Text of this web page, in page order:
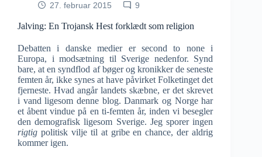
27. februar 2015 9
Jalving: En Trojansk Hest forklædt som religion
Debatten i danske medier er second to none i
Europa, i modsætning til Sverige nedenfor. Synd
bare, at en syndflod af bøger og kronikker de seneste
femten år, ikke synes at have påvirket Folketinget det
fjerneste. Hvad angår landets skæbne, er det skrevet
i vand ligesom denne blog. Danmark og Norge har
et åbent vindue på en ti-femten år, inden vi besegler
den demografisk ligesom Sverige. Jeg sporer ingen
rigtig politisk vilje til at gribe en chance, der aldrig
kommer igen.